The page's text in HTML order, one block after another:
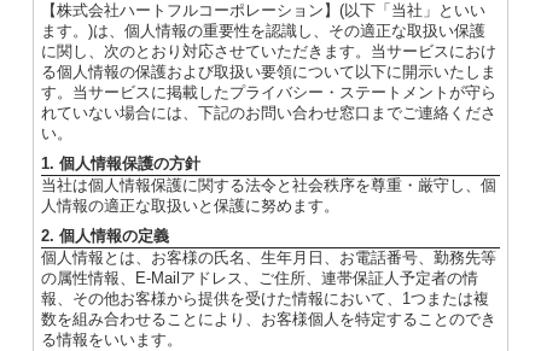
【株式会社ハートフルコーポレーション】(以下「当社」といい
ます。)は、個人情報の重要性を認識し、その適正な取扱い保護
に関し、次のとおり対応させていただきます。当サービスにおけ
る個人情報の保護および取扱い要領について以下に開示いたしま
す。当サービスに掲載したプライバシー・ステートメントが守ら
れていない場合には、下記のお問い合わせ窓口までご連絡くださ
い。
1. 個人情報保護の方針
当社は個人情報保護に関する法令と社会秩序を尊重・厳守し、個
人情報の適正な取扱いと保護に努めます。
2. 個人情報の定義
個人情報とは、お客様の氏名、生年月日、お電話番号、勤務先等
の属性情報、E-Mailアドレス、ご住所、連帯保証人予定者の情
報、その他お客様から提供を受けた情報において、1つまたは複
数を組み合わせることにより、お客様個人を特定することのでき
る情報をいいます。